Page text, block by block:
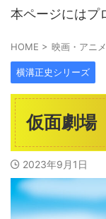
本ページにはプ
HOME > 映画・アニメ
横溝正史シリーズ
仮面劇
2023年9月1日